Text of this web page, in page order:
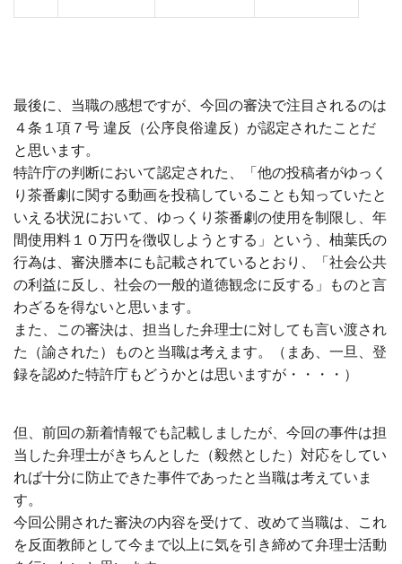
最後に、当職の感想ですが、今回の審決で注目されるのは
４条１項７号 違反（公序良俗違反）が認定されたことだ
と思います。
特許庁の判断において認定された、「他の投稿者がゆっく
り茶番劇に関する動画を投稿していることも知っていたと
いえる状況において、ゆっくり茶番劇の使用を制限し、年
間使用料１０万円を徴収しようとする」という、柚葉氏の
行為は、審決謄本にも記載されているとおり、「社会公共
の利益に反し、社会の一般的道徳観念に反する」ものと言
わざるを得ないと思います。
また、この審決は、担当した弁理士に対しても言い渡され
た（諭された）ものと当職は考えます。（まあ、一旦、登
録を認めた特許庁もどうかとは思いますが・・・・）
但、前回の新着情報でも記載しましたが、今回の事件は担
当した弁理士がきちんとした（毅然とした）対応をしてい
れば十分に防止できた事件であったと当職は考えていま
す。
今回公開された審決の内容を受けて、改めて当職は、これ
を反面教師として今まで以上に気を引き締めて弁理士活動